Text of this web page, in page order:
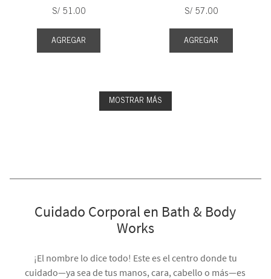
S/ 51.00
AGREGAR
S/ 57.00
AGREGAR
MOSTRAR MÁS
Cuidado Corporal en Bath & Body
Works
¡El nombre lo dice todo! Este es el centro donde tu
cuidado—ya sea de tus manos, cara, cabello o más—es